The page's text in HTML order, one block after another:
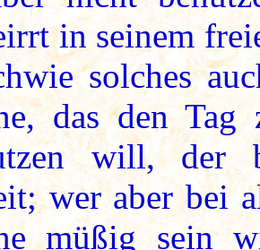
in seinem
solches
das den
will, der
wer aber bei
müßig sein